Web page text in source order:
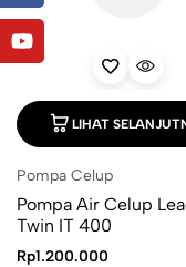
LIHAT
Pompa Celup
Pompa Air Celup
Twin IT 400
Rp1.200.000